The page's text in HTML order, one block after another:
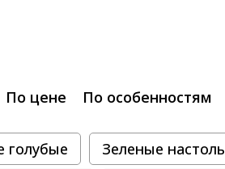
По цене По особенностям
голубые
Зеленые